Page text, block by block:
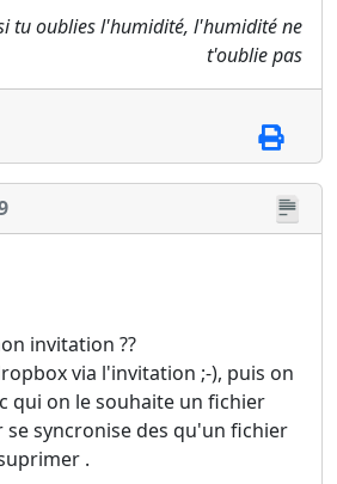
tu oublies l'humidité, l'humidité ne
t'oublie pas
invitation ??
via l'invitation ;-), puis on
qui on le souhaite un fichier
se syncronise des qu'un fichier
.